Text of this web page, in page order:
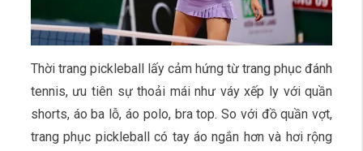
Thời trang pickleball lấy cảm hứng từ trang phục đánh
tennis, ưu tiên sự thoải mái như váy xếp ly với quần
shorts, áo ba lỗ, áo polo, bra top. So với đồ quần vợt,
trang phục pickleball có tay áo ngắn hơn và hơi rộng